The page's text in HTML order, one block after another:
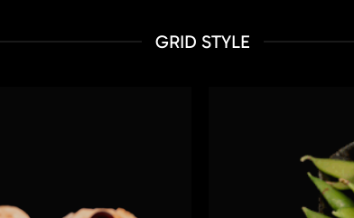
GRID STYLE